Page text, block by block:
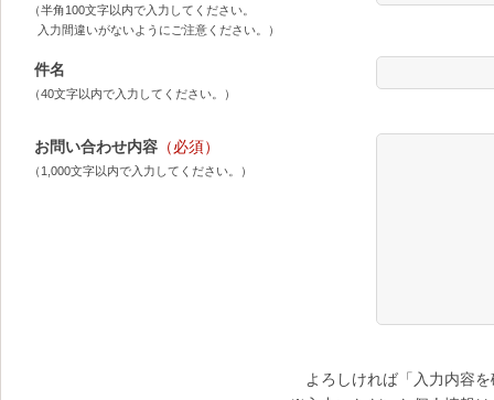
（半角100文字以内で入力してください。
入力間違いがないようにご注意ください。）
件名
（40文字以内で入力してください。）
お問い合わせ内容 （必須）
（1,000文字以内で入力してください。）
よろしければ「入力内容